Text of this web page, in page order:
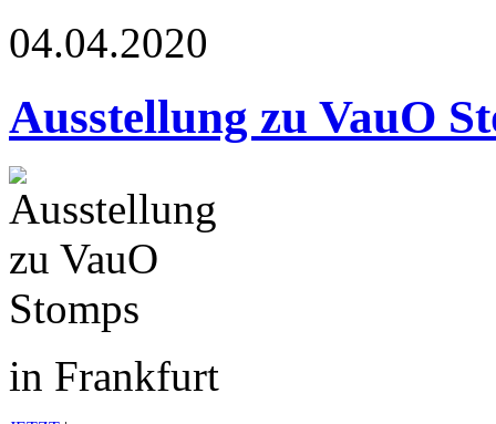
04.04.2020
Ausstellung zu VauO
in Frankfurt